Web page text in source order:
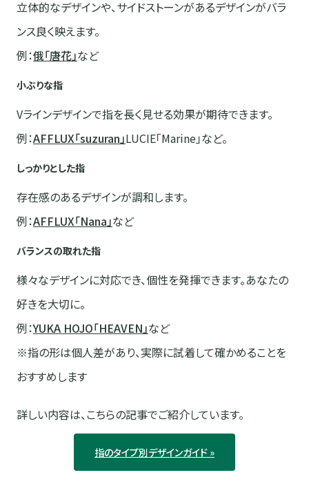
立体的なデザインや、サイドストーンがあるデザインがバラ
ンス良く映えます。
例：俄「唐花」など
小ぶりな指
Vラインデザインで指を長く見せる効果が期待できます。
例：AFFLUX「suzuran」LUCIE「Marine」など。
しっかりとした指
存在感のあるデザインが調和します。
例：AFFLUX「Nana」など
バランスの取れた指
様々なデザインに対応でき、個性を発揮できます。あなたの
好きを大切に。
例：YUKA HOJO「HEAVEN」など
※指の形は個人差があり、実際に試着して確かめることを
おすすめします
詳しい内容は、こちらの記事でご紹介しています。
指のタイプ別デザインガイド »